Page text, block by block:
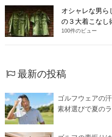
オシャレな男ら
の３大着こなし
100件のビュー
最新の投稿
ゴルフウェアの
素材選びで夏の